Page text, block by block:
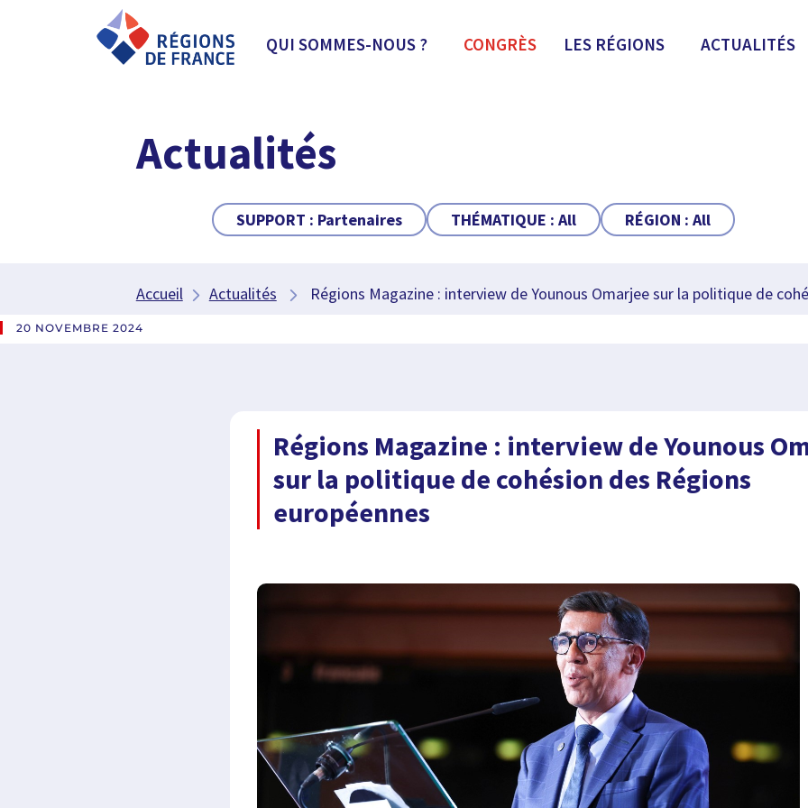
QUI SOMMES-NOUS ? CONGRÈS LES RÉGIONS ACTUALITÉS
Actualités
SUPPORT : Partenaires THÉMATIQUE : All RÉGION : All
Accueil Actualités Régions Magazine : interview de Younous Omarjee sur la politique de
20 NOVEMBRE 2024
Régions Magazine : interview de Younous
sur la politique de cohésion des Régions
européennes